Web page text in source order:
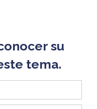
su
tema.